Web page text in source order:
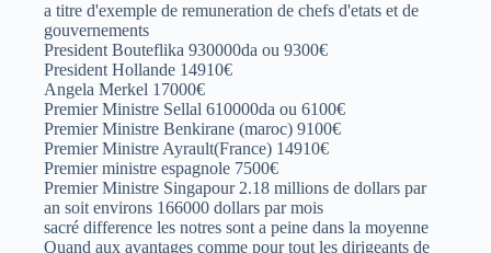
a titre d'exemple de remuneration de chefs d'etats et de
gouvernements
President Bouteflika 930000da ou 9300€
President Hollande 14910€
Angela Merkel 17000€
Premier Ministre Sellal 610000da ou 6100€
Premier Ministre Benkirane (maroc) 9100€
Premier Ministre Ayrault(France) 14910€
Premier ministre espagnole 7500€
Premier Ministre Singapour 2.18 millions de dollars par
an soit environs 166000 dollars par mois
sacré difference les notres sont a peine dans la moyenne
Quand aux avantages comme pour tout les dirigeants de